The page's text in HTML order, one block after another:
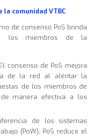
comunidad VTBC
de consenso PoS brinda
los miembros de la
El consenso de PoS mejora
de la red al alentar la
de los miembros de
manera efectiva a los
de los sistemas
(PoW), PoS reduce el